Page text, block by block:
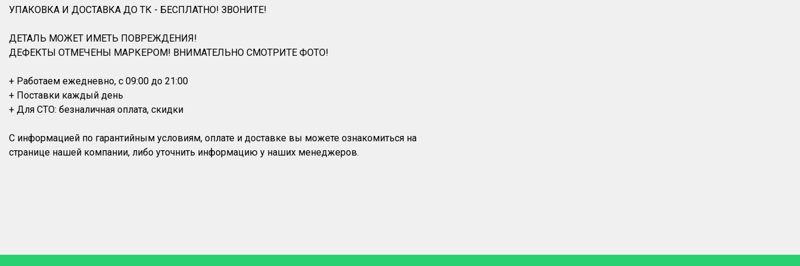
УПАКОВКА И ДОСТАВКА ДО ТК - БЕСПЛАТНО! ЗВОНИТЕ!
ДЕТАЛЬ МОЖЕТ ИМЕТЬ ПОВРЕЖДЕНИЯ!
ДЕФЕКТЫ ОТМЕЧЕНЫ МАРКЕРОМ! ВНИМАТЕЛЬНО СМОТРИТЕ ФОТО!
+ Работаем ежедневно, с 09:00 до 21:00
+ Поставки каждый день
+ Для СТО: безналичная оплата, скидки
С информацией по гарантийным условиям, оплате и доставке вы можете ознакомиться на